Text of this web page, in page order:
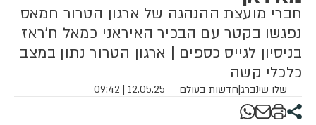
חברי מועצת ההנהגה של ארגון הטרור חמאס
נפגשו בקטר עם הבכיר האיראני כמאל ח'ראז
בניסיון לגייס כספים | ארגון הטרור נתון במצב
כלכלי קשה
שלו שינברג|חדשות בעולם 12.05.25 | 09:42